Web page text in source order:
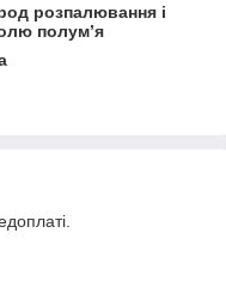
розпалювання і
полум’я